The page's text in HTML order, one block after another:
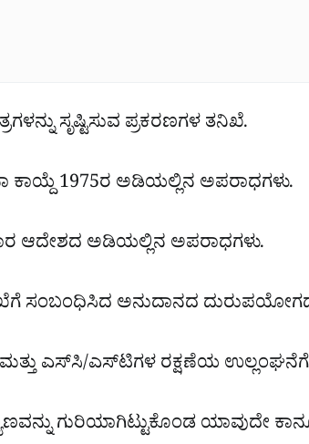
ಸೃಷ್ಟಿಸುವ ಪ್ರಕರಣಗಳ ತನಿಖೆ.
ಕಾಯ್ದೆ 1975ರ ಅಡಿಯಲ್ಲಿನ ಅಪರಾಧಗಳು.
ಆದೇಶದ ಅಡಿಯಲ್ಲಿನ ಅಪರಾಧಗಳು.
ಸಂಬಂಧಿಸಿದ ಅನುದಾನದ ದುರುಪಯೋಗದ
ಮತ್ತು ಎಸ್‌ಸಿ/ಎಸ್‌ಟಿಗಳ ರಕ್ಷಣೆಯ
ಗುರಿಯಾಗಿಟ್ಟುಕೊಂಡ ಯಾವುದೇ